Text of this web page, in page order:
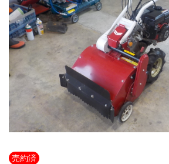
売約済